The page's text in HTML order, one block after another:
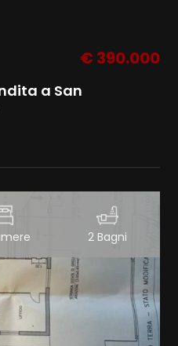
€ 390.000
a San
2 Bagni